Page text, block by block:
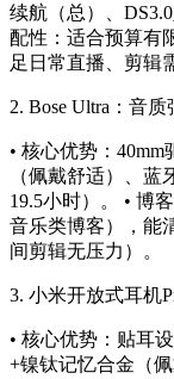
续航（总）、
配性：适合预算有
足日常直播、剪辑
2. Bose Ultra：音
• 核心优势：
（佩戴舒适）、蓝
19.5小时）。 • 博
音乐类博客），能
间剪辑无压力）。
3. 小米开放式耳机
• 核心优势：贴耳
+镍钛记忆合金（